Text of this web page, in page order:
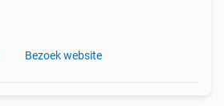
Bezoek website